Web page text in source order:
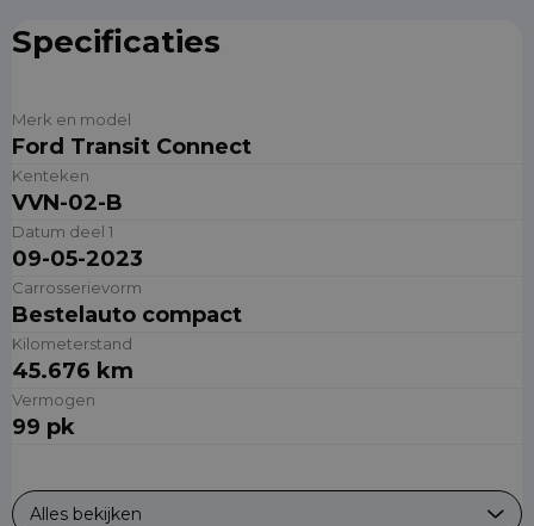
Specificaties
Merk en model
Ford Transit Connect
Kenteken
VVN-02-B
Datum deel 1
09-05-2023
Carrosserievorm
Bestelauto compact
Kilometerstand
45.676 km
Vermogen
99 pk
Alles bekijken